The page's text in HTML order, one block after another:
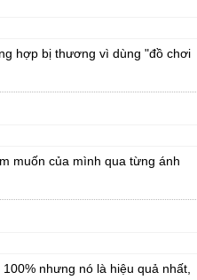
hợp bị thương vì dùng "đồ chơi
muốn của mình qua từng ánh
nhưng nó là hiệu quả nhất,